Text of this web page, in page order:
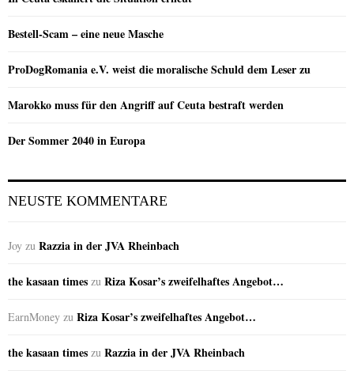
Bestell-Scam – eine neue Masche
ProDogRomania e.V. weist die moralische Schuld dem Leser zu
Marokko muss für den Angriff auf Ceuta bestraft werden
Der Sommer 2040 in Europa
NEUSTE KOMMENTARE
Joy zu Razzia in der JVA Rheinbach
the kasaan times zu Riza Kosar’s zweifelhaftes Angebot…
EarnMoney zu Riza Kosar’s zweifelhaftes Angebot…
the kasaan times zu Razzia in der JVA Rheinbach